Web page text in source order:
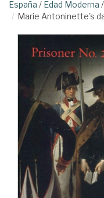
España / Edad Moderna /
Marie Antoninette's